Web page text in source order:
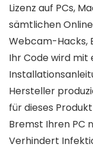
Lizenz auf PCs,
sämtlichen
Webcam-Hacks,
Ihr Code wird
Hersteller
für dieses Produkt
Bremst Ihren PC
Verhindert